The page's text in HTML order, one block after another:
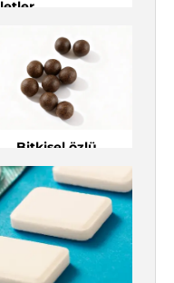
Bitkisel özlü
tabletler
Bitkisel özlü
tabletler